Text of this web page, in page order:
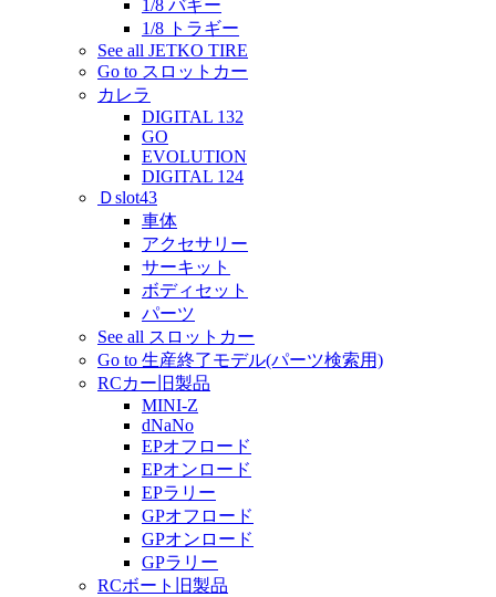
1/8 バギー
1/8 トラギー
See all JETKO TIRE
Go to スロットカー
カレラ
DIGITAL 132
GO
EVOLUTION
DIGITAL 124
Ｄslot43
車体
アクセサリー
サーキット
ボディセット
パーツ
See all スロットカー
Go to 生産終了モデル(パーツ検索用)
RCカー旧製品
MINI-Z
dNaNo
EPオフロード
EPオンロード
EPラリー
GPオフロード
GPオンロード
GPラリー
RCボート旧製品